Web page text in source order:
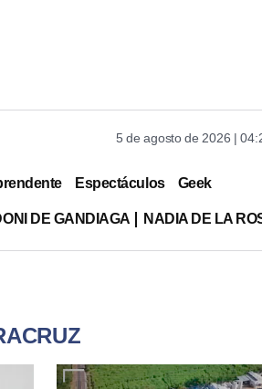
5 de agosto de 2026 |
Espectáculos Geek
DE GANDIAGA NADIA DE LA